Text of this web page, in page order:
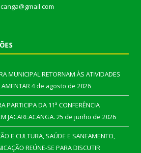
MUNICIPAL RETORNAM ÀS ATIVIDADES
4 de agosto de 2026
PARTICIPA DA 11ª CONFERÊNCIA
JACAREACANGA. 25 de junho de 2026
E CULTURA, SAÚDE E SANEAMENTO,
REÚNE-SE PARA DISCUTIR